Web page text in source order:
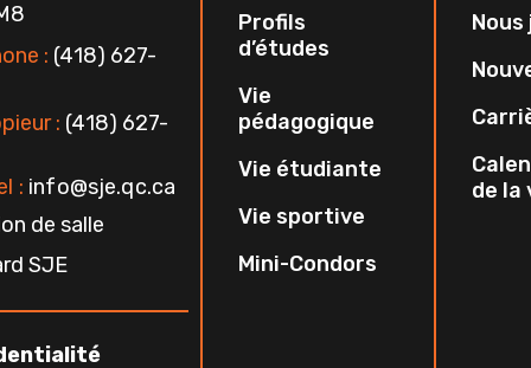
: (418) 627-
: (418) 627-
: info@sje.qc.ca
de salle
SJE
Profils
d’études
Vie
pédagogique
Vie étudiante
Vie sportive
Mini-Condors
de la